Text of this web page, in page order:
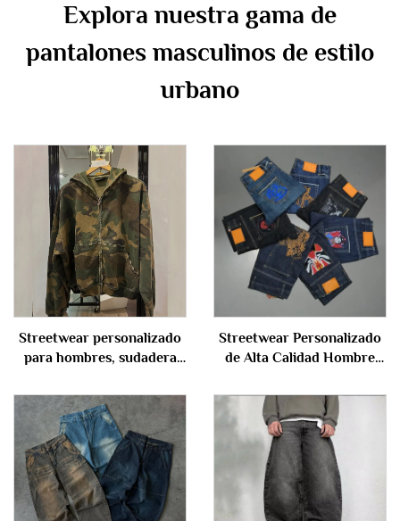
Explora nuestra gama de
pantalones masculinos de estilo
urbano
Streetwear personalizado
para hombres, sudadera
algodón, con efecto
desgastado, camuflaje
militar, con cierre, unisex
Streetwear Personalizado
de Alta Calidad Hombre
Bolsa Holgada Talla Grande
Hombres Pantalones
Acampanados Bordados
Pantalones Vaqueros para
Hombre